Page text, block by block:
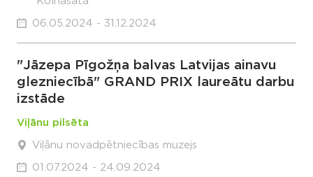
06.05.2024 - 31.12.2024
"Jāzepa Pīgožņa balvas Latvijas ainavu
glezniecībā" GRAND PRIX laureātu darbu
izstāde
Viļānu pilsēta
Viļānu novadpētniecības muzejs
01.07.2024 - 24.09.2024